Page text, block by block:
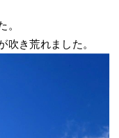
。
吹き荒れました。